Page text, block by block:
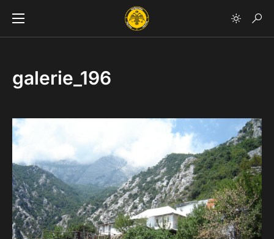
galerie_196